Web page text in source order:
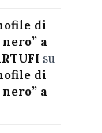
di
a
su
di
a